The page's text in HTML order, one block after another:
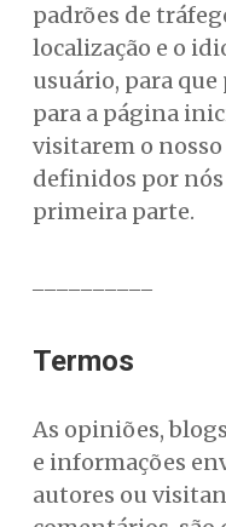
padrões de
localização e o
usuário, para
para a página
visitarem o nosso
definidos por nós
primeira parte.
Termos
As opiniões,
e informações
autores ou